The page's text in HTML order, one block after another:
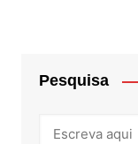
Pesquisa